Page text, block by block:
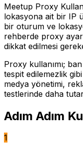
Meetup Proxy
lokasyona ait bir IP
bir oturum ve
rehberde proxy
dikkat edilmesi
Proxy kullanımı;
tespit edilemezlik
medya yönetimi,
testlerinde daha
Adım Adım
1